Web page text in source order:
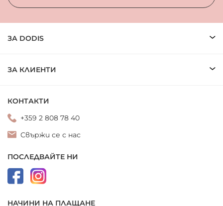
ЗА DODIS
ЗА КЛИЕНТИ
КОНТАКТИ
+359 2 808 78 40
Свържи се с нас
ПОСЛЕДВАЙТЕ НИ
НАЧИНИ НА ПЛАЩАНЕ